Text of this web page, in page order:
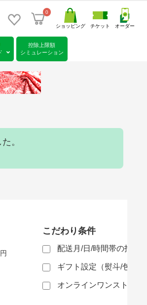
0
ショッピング チケット オーダー
控除上限額
シミュレーション
。
円
こだわり条件
配送月/日/時間帯の指定
ギフト設定（熨斗/包装
オンラインワンストップ